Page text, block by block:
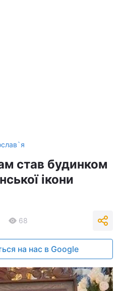
став будинком
ікони
68
на нас в Google